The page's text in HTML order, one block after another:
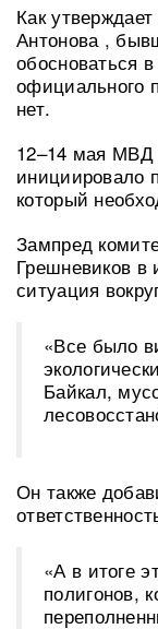
Как
Антонова ,
обосноваться
официального
нет.
12–14 мая МВД
инициировало
который
Зампред
Грешневиков в
ситуация
«Все было
Байкал,
Он также
«А в итоге
полигонов,